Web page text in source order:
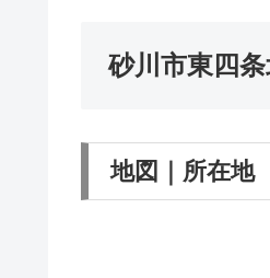
砂川市東四
地図｜所在地